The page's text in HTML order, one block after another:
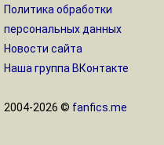
Политика обработки
персональных данных
Новости сайта
Наша группа ВКонтакте
2004-2026 © fanfics.me